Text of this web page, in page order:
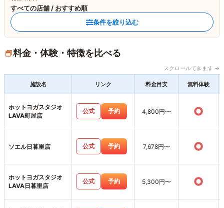
すべての店舗 / おすすめ順
条件を絞り込む
料金・体験・特徴を比べる
スクロールできます →
施設名 リンク 料金目安 無料体験
ホットヨガスタジオ
LAVA町屋店
公式 予約 4,800円〜 ○
ソエル日暮里店 公式 予約 7,678円〜 ○
ホットヨガスタジオ
LAVA日暮里店
公式 予約 5,300円〜 ○